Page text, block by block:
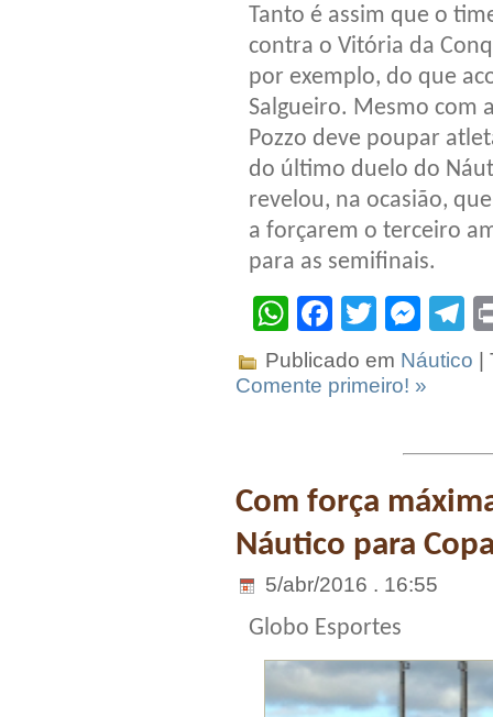
Tanto é assim que o
contra o Vitória da
por exemplo, do que
Salgueiro. Mesmo com
Pozzo deve poupar
do último duelo do
revelou, na ocasião,
a forçarem o terceiro
para as semifinais.
WhatsApp
Facebook
Twitter
Publicado em Náutico |
Comente primeiro! »
Com força
Náutico para
5/abr/2016 . 16:55
Globo Esportes